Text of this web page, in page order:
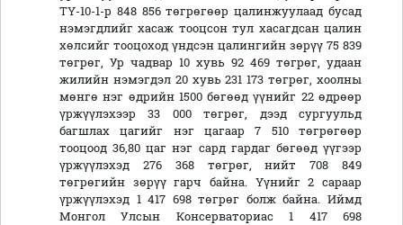
ТҮ-10-1-р 848 856 төгрөгөөр цалинжуулаад бусад
нэмэгдлийг хасаж тооцсон тул хасагдсан цалин
хөлсийг тооцоход үндсэн цалингийн зөрүү 75 839
төгрөг, Ур чадвар 10 хувь 92 469 төгрөг, удаан
жилийн нэмэгдэл 20 хувь 231 173 төгрөг, хоолны
мөнгө нэг өдрийн 1500 бөгөөд үүнийг 22 өдрөөр
үржүүлэхээр 33 000 төгрөг, дээд сургуульд
багшлах цагийг нэг цагаар 7 510 төгрөгөөр
тооцоод 36,80 цаг нэг сард гардаг бөгөөд үүгээр
үржүүлэхэд 276 368 төгрөг, нийт 708 849
төгрөгийн зөрүү гарч байна. Үүнийг 2 сараар
үржүүлэхэд 1 417 698 төгрөг болж байна. Иймд
Монгол Улсын Консерваториас 1 417 698